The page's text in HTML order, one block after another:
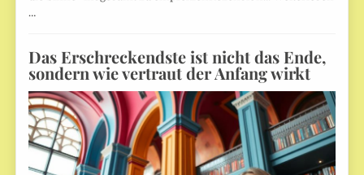
…
Das Erschreckendste ist nicht das Ende,
sondern wie vertraut der Anfang wirkt